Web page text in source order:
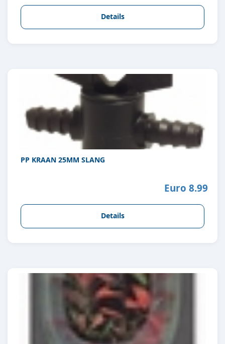
Details
PP KRAAN 25MM SLANG
Euro 8.99
Details